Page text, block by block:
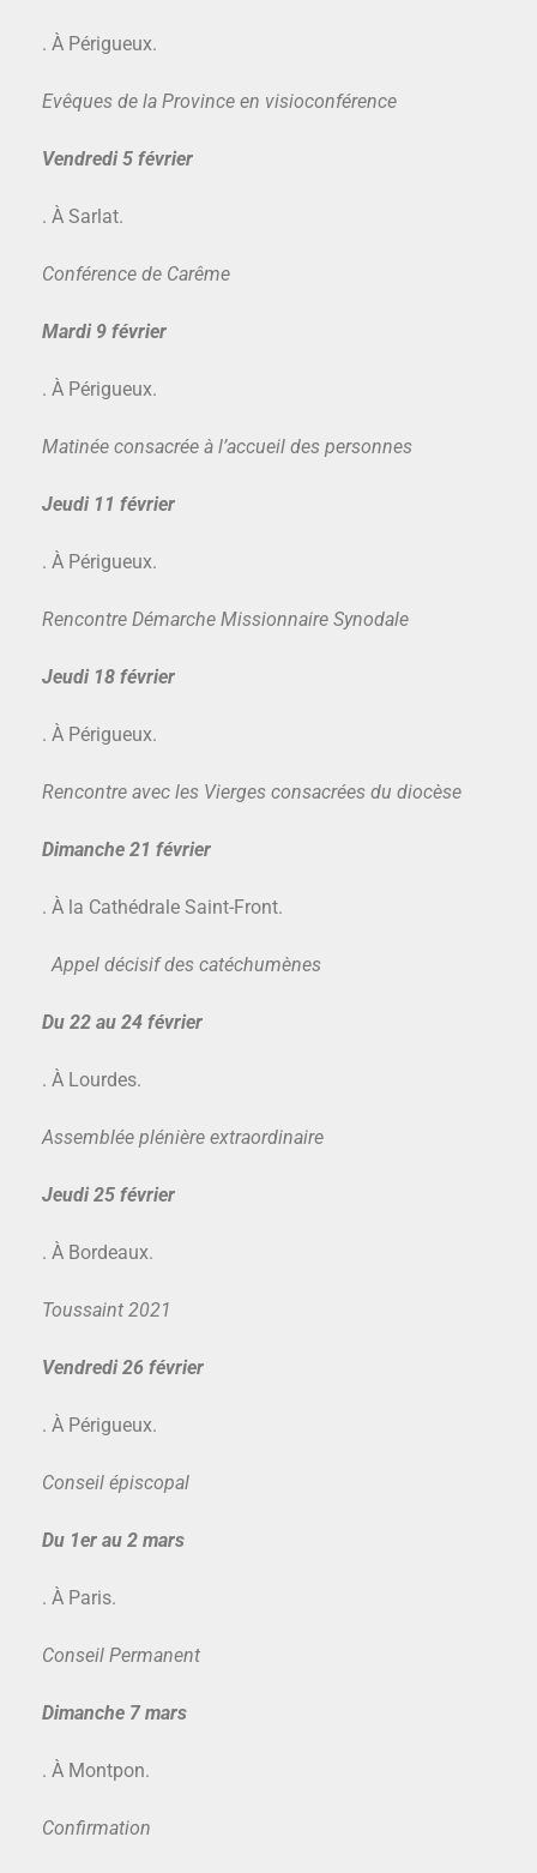
. À Périgueux.
Evêques de la Province en visioconférence
Vendredi 5 février
. À Sarlat.
Conférence de Carême
Mardi 9 février
. À Périgueux.
Matinée consacrée à l’accueil des personnes
Jeudi 11 février
. À Périgueux.
Rencontre Démarche Missionnaire Synodale
Jeudi 18 février
. À Périgueux.
Rencontre avec les Vierges consacrées du diocèse
Dimanche 21 février
. À la Cathédrale Saint-Front.
Appel décisif des catéchumènes
Du 22 au 24 février
. À Lourdes.
Assemblée plénière extraordinaire
Jeudi 25 février
. À Bordeaux.
Toussaint 2021
Vendredi 26 février
. À Périgueux.
Conseil épiscopal
Du 1er au 2 mars
. À Paris.
Conseil Permanent
Dimanche 7 mars
. À Montpon.
Confirmation